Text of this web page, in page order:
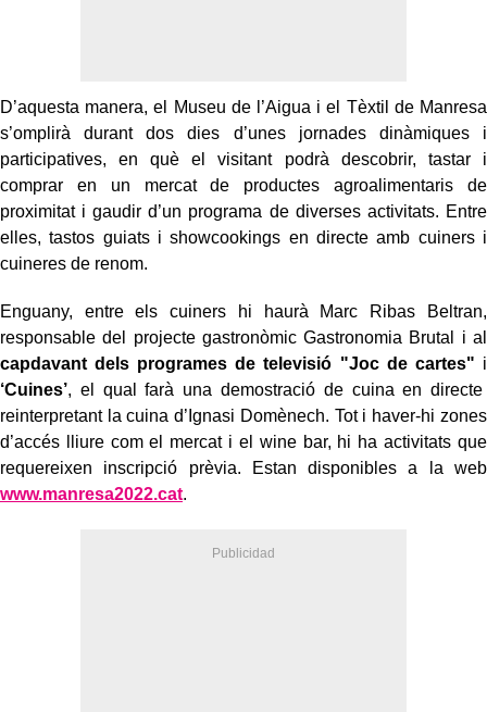
D’aquesta manera, el Museu de l’Aigua i el Tèxtil de Manresa
s’omplirà durant dos dies d’unes jornades dinàmiques i
participatives, en què el visitant podrà descobrir, tastar i
comprar en un mercat de productes agroalimentaris de
proximitat i gaudir d’un programa de diverses activitats. Entre
elles, tastos guiats i showcookings en directe amb cuiners i
cuineres de renom.
Enguany, entre els cuiners hi haurà Marc Ribas Beltran,
responsable del projecte gastronòmic Gastronomia Brutal i al
capdavant dels programes de televisió "Joc de cartes" i
‘Cuines’, el qual farà una demostració de cuina en directe
reinterpretant la cuina d’Ignasi Domènech. Tot i haver-hi zones
d’accés lliure com el mercat i el wine bar, hi ha activitats que
requereixen inscripció prèvia. Estan disponibles a la web
www.manresa2022.cat.